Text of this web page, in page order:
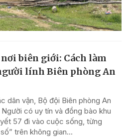
biên giới: Cách làm
lính Biên phòng An
dân vận, Bộ đội Biên phòng An
có uy tín và đồng bào khu
57 đi vào cuộc sống, từng
trên không gian...